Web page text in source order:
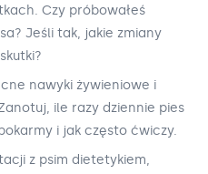
Czy próbowałeś
Jeśli tak, jakie zmiany
nawyki żywieniowe i
ile razy dziennie pies
i jak często ćwiczy.
z psim dietetykiem,